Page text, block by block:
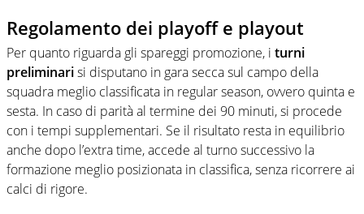
Regolamento dei playoff e playout
Per quanto riguarda gli spareggi promozione, i turni
preliminarisi disputano in gara secca sul campo della
squadra meglio classificata in regular season, ovvero quinta e
sesta. In caso di parità al termine dei 90 minuti, si procede
con i tempi supplementari. Se il risultato resta in equilibrio
anche dopo l’extra time, accede al turno successivo la
formazione meglio posizionata in classifica, senza ricorrere ai
calci di rigore.